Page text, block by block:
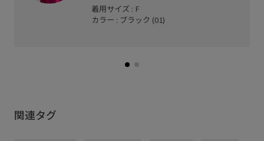
着用サイズ : F
カラー : ブラック (01)
関連タグ